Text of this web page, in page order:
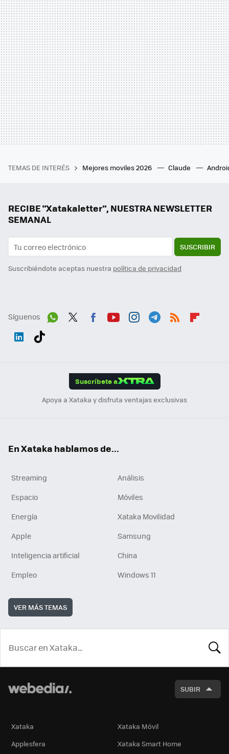
TEMAS DE INTERÉS Mejores moviles 2026 Claude
RECIBE "Xatakaletter", NUESTRA NEWSLETTER
SEMANAL
SUSCRIBIR
Suscribiéndote aceptas nuestra política de privacidad
Síguenos
Suscríbete a
Apoya a Xataka y disfruta ventajas exclusivas
En Xataka hablamos de...
Streaming
Análisis
Espacio
Móviles
Energía
Xataka Movilidad
Apple
Samsung
Inteligencia artificial
China
Empleo
Windows 11
VER MÁS TEMAS
SUBIR
Xataka
Xataka Móvil
Applesfera
Xataka Smart Home